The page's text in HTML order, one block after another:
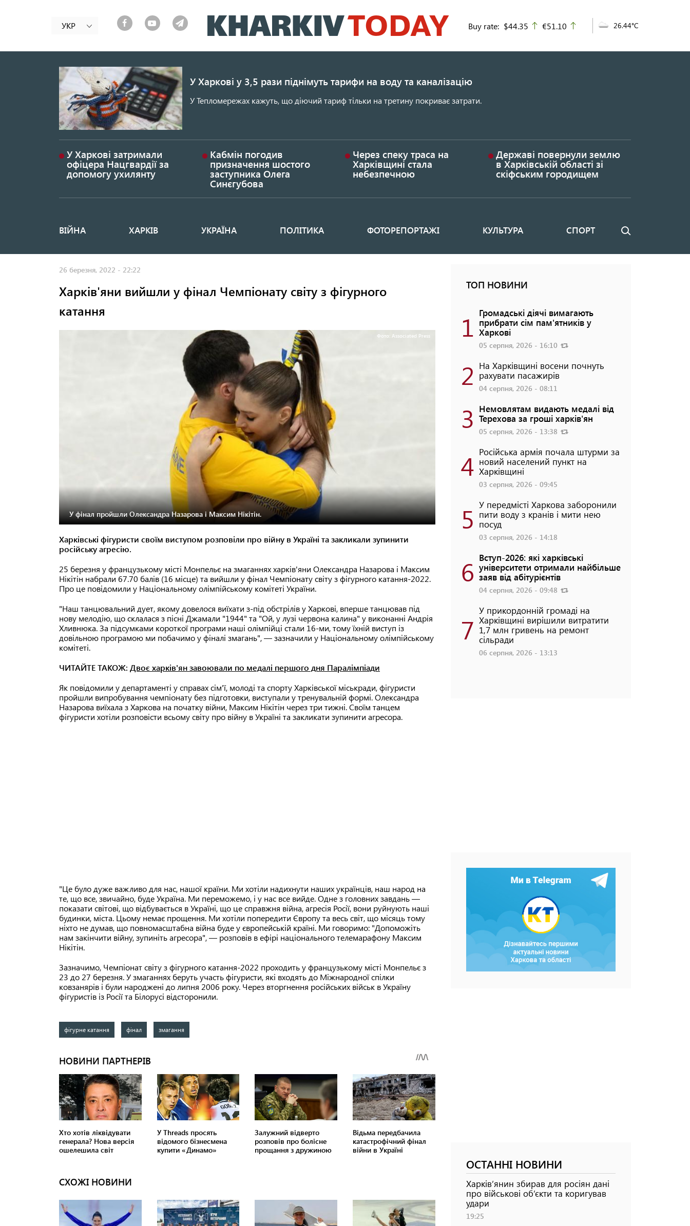
до
основного
УКР Buy rate: $44.35 up
€51.10 26.44°C
У Харкові у 3,5 рази піднімуть тарифи на воду та каналізацію
У Тепломережах кажуть, що діючий тариф тільки на третину покриває затрати.
У Харкові затримали
офіцера Нацгвардії за
допомогу ухилянту
Кабмін погодив
призначення шостого
заступника Олега
Синєгубова
Через спеку траса на
Харківщині стала
небезпечною
Державі повернули землю
в Харківській області зі
скіфським городищем
Основная
ВІЙНА ХАРКІВ УКРАЇНА ПОЛІТИКА ФОТОРЕПОРТАЖІ КУЛЬТУРА СПОРТ Пошук
26 березня, 2022 - 22:22
Харків'яни вийшли у фінал Чемпіонату світу з фігурного
катання
Фото: Associated Press
У фінал пройшли Олександра Назарова і Максим Нікітін.
Харківські фігуристи своїм виступом розповіли про війну в Україні та закликали зупинити
російську агресію.
25 березня у французькому місті Монпельє на змаганнях харків'яни Олександра Назарова і Максим
Нікітін набрали 67.70 балів (16 місце) та вийшли у фінал Чемпіонату світу з фігурного катання-2022.
Про це повідомили у Національному олімпійському комітеті України.
"Наш танцювальний дует, якому довелося виїхати з-під обстрілів у Харкові, вперше танцював під
нову мелодію, що склалася з пісні Джамали "1944" та "Ой, у лузі червона калина" у виконанні Андрія
Хливнюка. За підсумками короткої програми наші олімпійці стали 16-ми, тому їхній виступ із
довільною програмою ми побачимо у фіналі змагань", — зазначили у Національному олімпійському
комітеті.
ЧИТАЙТЕ ТАКОЖ: Двоє харків'ян завоювали по медалі першого дня Паралімпіади
Як повідомили у департаменті у справах сім'ї, молоді та спорту Харківської міськради, фігуристи
пройшли випробування чемпіонату без підготовки, виступали у тренувальній формі. Олександра
Назарова виїхала з Харкова на початку війни, Максим Нікітін через три тижні. Своїм танцем
фігуристи хотіли розповісти всьому світу про війну в Україні та закликати зупинити агресора.
"Це було дуже важливо для нас, нашої країни. Ми хотіли надихнути наших українців, наш народ на
те, що все, звичайно, буде Україна. Ми переможемо, і у нас все вийде. Одне з головних завдань —
показати світові, що відбувається в Україні, що це справжня війна, агресія Росії, вони руйнують наші
будинки, міста. Цьому немає прощення. Ми хотіли попередити Європу та весь світ, що місяць тому
ніхто не думав, що повномасштабна війна буде у європейській країні. Ми говоримо: "Допоможіть
нам закінчити війну, зупиніть агресора", — розповів в ефірі національного телемарафону Максим
Нікітін.
Зазначимо, Чемпіонат світу з фігурного катання-2022 проходить у французькому місті Монпельє з
23 до 27 березня. У змаганнях беруть участь фігуристи, які входять до Міжнародної спілки
ковзанярів і були народжені до липня 2006 року. Через вторгнення російських військ в Україну
фігуристів із Росії та Білорусі відсторонили.
фігурне катання фінал змагання
СХОЖІ НОВИНИ
ТОП НОВИНИ
1 Громадські діячі вимагають
прибрати сім пам'ятників у
Харкові
05 серпня, 2026 - 16:10
2 На Харківщині восени почнуть
рахувати пасажирів
04 серпня, 2026 - 08:11
3 Немовлятам видають медалі від
Терехова за гроші харків'ян
05 серпня, 2026 - 13:38
4 Російська армія почала штурми за
новий населений пункт на
Харківщині
03 серпня, 2026 - 09:45
5 У передмісті Харкова заборонили
пити воду з кранів і мити нею
посуд
03 серпня, 2026 - 14:18
6 Вступ-2026: які харківські
університети отримали найбільше
заяв від абітурієнтів
04 серпня, 2026 - 09:48
7
У прикордонній громаді на
Харківщині вирішили витратити
1,7 млн гривень на ремонт
сільради
06 серпня, 2026 - 13:13
ОСТАННІ НОВИНИ
Харків’янин збирав для росіян дані
про військові об’єкти та коригував
удари
19:25